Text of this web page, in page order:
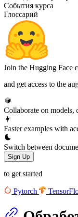
События курса
Глоссарий
Join the Hugging Face
and get access to the
Collaborate on models,
Faster examples with
Switch between
Sign Up
to get started
Pytorch